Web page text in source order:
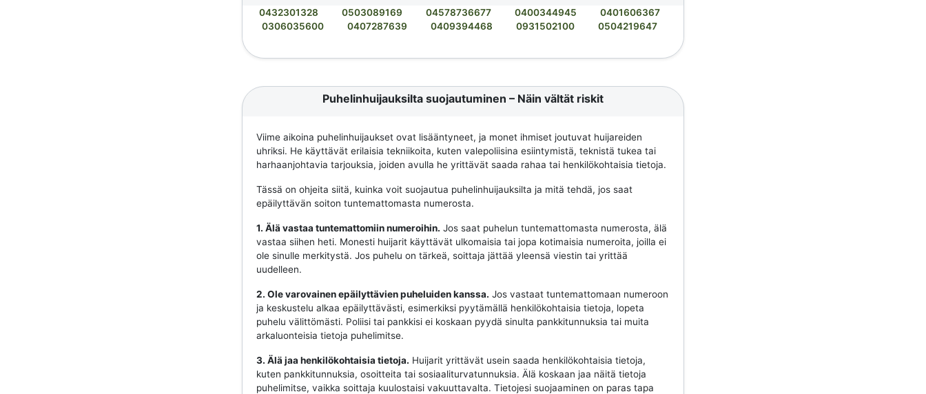
0432301328 0503089169 04578736677 0400344945
0401606367
0306035600
0407287639 0409394468 0931502100 0504219647
Puhelinhuijauksilta suojautuminen – Näin vältät riskit
Viime aikoina puhelinhuijaukset ovat lisääntyneet, ja monet ihmiset joutuvat huijareiden
uhriksi. He käyttävät erilaisia tekniikoita, kuten valepoliisina esiintymistä, teknistä tukea tai
harhaanjohtavia tarjouksia, joiden avulla he yrittävät saada rahaa tai henkilökohtaisia tietoja.
Tässä on ohjeita siitä, kuinka voit suojautua puhelinhuijauksilta ja mitä tehdä, jos saat
epäilyttävän soiton tuntemattomasta numerosta.
1. Älä vastaa tuntemattomiin numeroihin. Jos saat puhelun tuntemattomasta numerosta, älä
vastaa siihen heti. Monesti huijarit käyttävät ulkomaisia tai jopa kotimaisia numeroita, joilla ei
ole sinulle merkitystä. Jos puhelu on tärkeä, soittaja jättää yleensä viestin tai yrittää
uudelleen.
2. Ole varovainen epäilyttävien puheluiden kanssa. Jos vastaat tuntemattomaan numeroon
ja keskustelu alkaa epäilyttävästi, esimerkiksi pyytämällä henkilökohtaisia tietoja, lopeta
puhelu välittömästi. Poliisi tai pankkisi ei koskaan pyydä sinulta pankkitunnuksia tai muita
arkaluonteisia tietoja puhelimitse.
3. Älä jaa henkilökohtaisia tietoja. Huijarit yrittävät usein saada henkilökohtaisia tietoja,
kuten pankkitunnuksia, osoitteita tai sosiaaliturvatunnuksia. Älä koskaan jaa näitä tietoja
puhelimitse, vaikka soittaja kuulostaisi vakuuttavalta. Tietojesi suojaaminen on paras tapa